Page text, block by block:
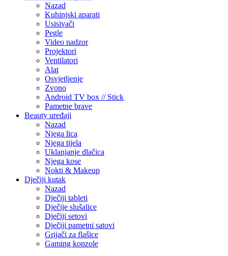
Nazad
Kuhinjski aparati
Usisivači
Pegle
Video nadzor
Projektori
Ventilatori
Alat
Osvjetljenje
Zvono
Android TV box // Stick
Pametne brave
Beauty uređaji
Nazad
Njega lica
Njega tijela
Uklanjanje dlačica
Njega kose
Nokti & Makeup
Dječiji kutak
Nazad
Dječiji tableti
Dječije slušalice
Dječiji setovi
Dječiji pametni satovi
Grijači za flašice
Gaming konzole